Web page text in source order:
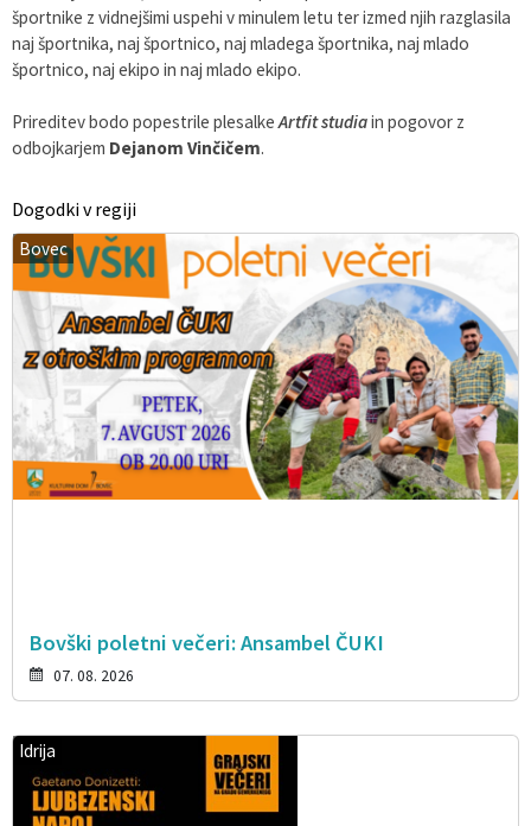
športnike z vidnejšimi uspehi v minulem letu ter izmed njih razglasila
naj športnika, naj športnico, naj mladega športnika, naj mlado
športnico, naj ekipo in naj mlado ekipo.
Prireditev bodo popestrile plesalkeArtfit studiain pogovor z
odbojkarjem Dejanom Vinčičem.
Dogodki v regiji
Bovec
Bovški poletni večeri: Ansambel ČUKI
07. 08. 2026
Idrija